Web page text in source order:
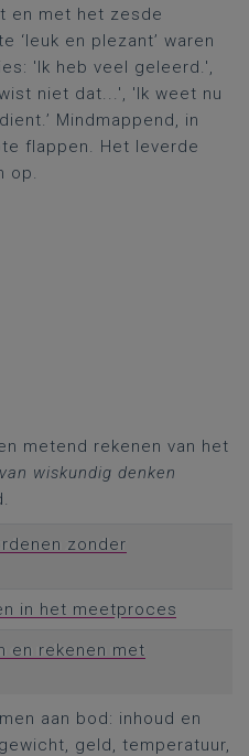
en met het zesde
‘leuk en plezant’ waren
'Ik heb veel geleerd.',
niet dat...', 'Ik weet nu
Mindmappend, in
flappen. Het leverde
op.
metend rekenen van het
wiskundig denken
zonder
in het meetproces
en rekenen met
aan bod: inhoud en
geld, temperatuur,